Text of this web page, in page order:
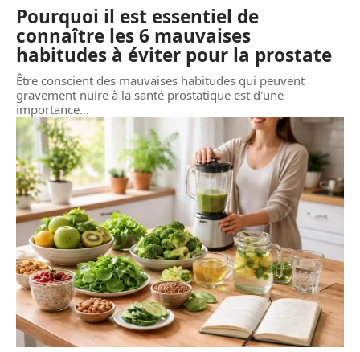
Pourquoi il est essentiel de
connaître les 6 mauvaises
habitudes à éviter pour la prostate
Être conscient des mauvaises habitudes qui peuvent
gravement nuire à la santé prostatique est d'une
importance…